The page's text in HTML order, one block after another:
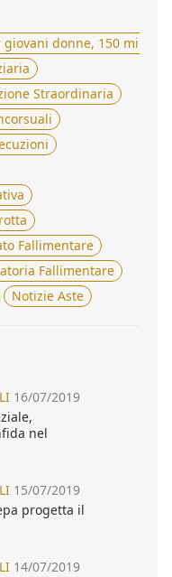
giovani donne, 150
Straordinaria
Fallimentare
Fallimentare
Notizie Aste
16/07/2019
nel
15/07/2019
progetta il
14/07/2019